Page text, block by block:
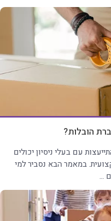
הובלות?
עם בעלי ניסיון יכולים
במאמר הבא נסביר למי
...